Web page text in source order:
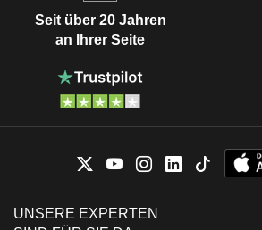
Seit über 20 Jahren
an Ihrer Seite
UNSERE EXPERTEN